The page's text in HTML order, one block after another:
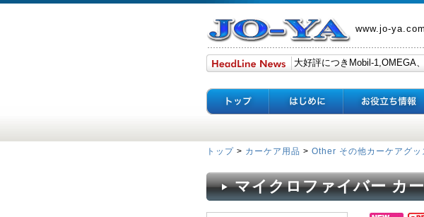
www.jo-ya.com
トップ > カーケア用品 > Other その他カーケアグッ
マイクロファイバー カ